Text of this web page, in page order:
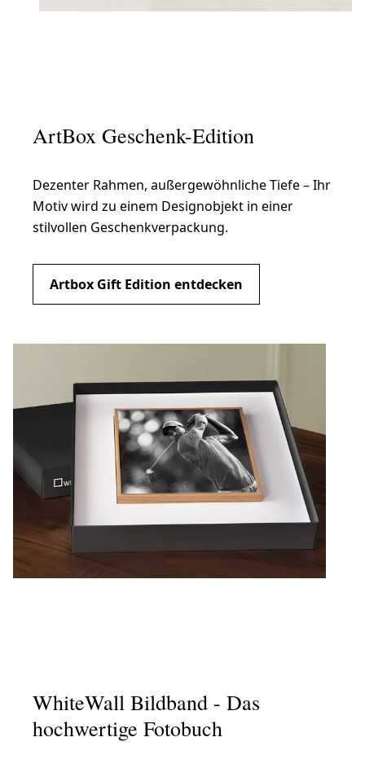
ArtBox Geschenk-Edition
Dezenter Rahmen, außergewöhnliche Tiefe – Ihr
Motiv wird zu einem Designobjekt in einer
stilvollen Geschenkverpackung.
Artbox Gift Edition entdecken
WhiteWall Bildband - Das
hochwertige Fotobuch